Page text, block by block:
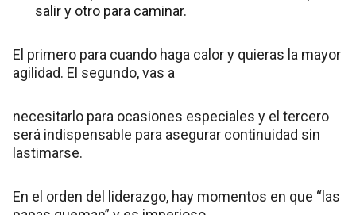
salir y otro para caminar.
El primero para cuando haga calor y quieras la mayor
agilidad. El segundo, vas a
necesitarlo para ocasiones especiales y el tercero
será indispensable para asegurar continuidad sin
lastimarse.
En el orden del liderazgo, hay momentos en que “las